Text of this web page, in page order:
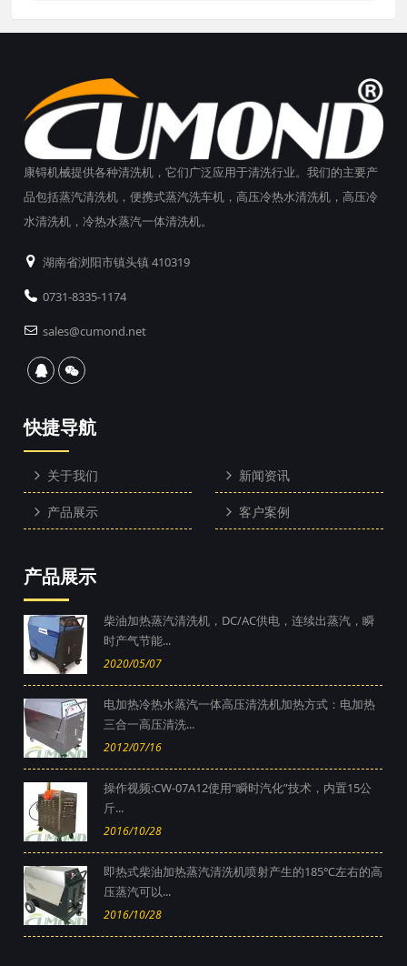
康锝机械提供各种清洗机，它们广泛应用于清洗行业。我们的主要产
品包括蒸汽清洗机，便携式蒸汽洗车机，高压冷热水清洗机，高压冷
水清洗机，冷热水蒸汽一体清洗机。
湖南省浏阳市镇头镇 410319
0731-8335-1174
sales@cumond.net
快捷导航
关于我们 新闻资讯
产品展示 客户案例
产品展示
柴油加热蒸汽清洗机，DC/AC供电，连续出蒸汽，瞬
时产气节能...
2020/05/07
电加热冷热水蒸汽一体高压清洗机加热方式：电加热
三合一高压清洗...
2012/07/16
操作视频:CW-07A12使用“瞬时汽化”技术，内置15公
斤...
2016/10/28
即热式柴油加热蒸汽清洗机喷射产生的185℃左右的高
压蒸汽可以...
2016/10/28